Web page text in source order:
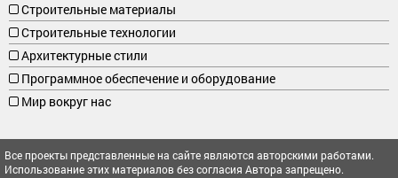
Строительные материалы
Строительные технологии
Архитектурные стили
Программное обеспечение и оборудование
Мир вокруг нас
Все проекты представленные на сайте являются авторскими работами.
Использование этих материалов без согласия Автора запрещено.